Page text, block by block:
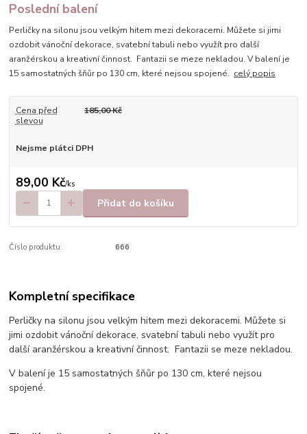
Poslední balení
Perličky na silonu jsou velkým hitem mezi dekoracemi. Můžete si jimi
ozdobit vánoční dekorace, svatební tabuli nebo využít pro další
aranžérskou a kreativní činnost. Fantazii se meze nekladou. V balení je
15 samostatných šňůr po 130 cm, které nejsou spojené. celý popis
Cena před
slevou
185,00 Kč
Nejsme plátci DPH
89,00 Kč/ks
Přidat do košíku
Číslo produktu: 666
Kompletní specifikace
Perličky na silonu jsou velkým hitem mezi dekoracemi. Můžete si
jimi ozdobit vánoční dekorace, svatební tabuli nebo využít pro
další aranžérskou a kreativní činnost. Fantazii se meze nekladou.
V balení je 15 samostatných šňůr po 130 cm, které nejsou
spojené.